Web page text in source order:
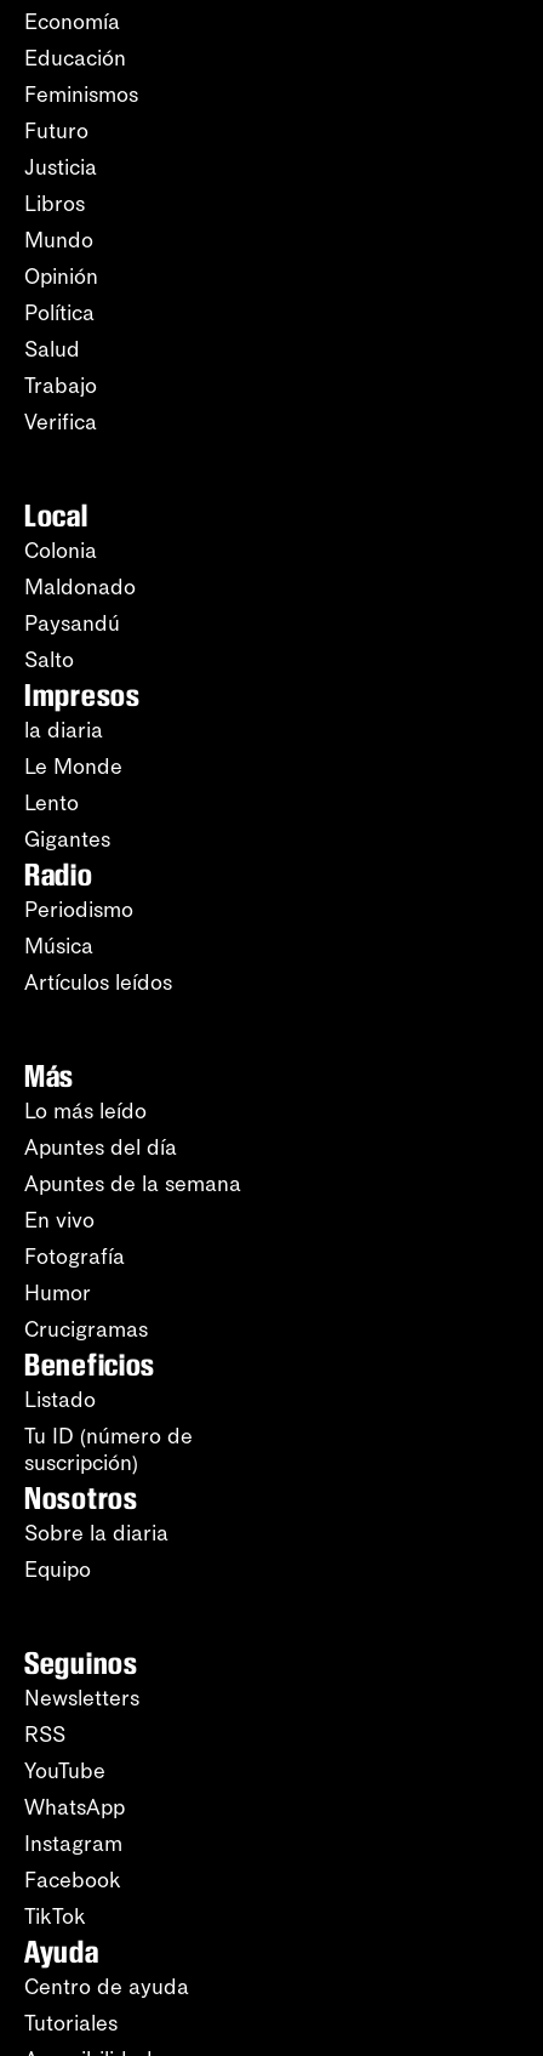
Economía
Educación
Feminismos
Futuro
Justicia
Libros
Mundo
Opinión
Política
Salud
Trabajo
Verifica
Local
Colonia
Maldonado
Paysandú
Salto
Impresos
la diaria
Le Monde
Lento
Gigantes
Radio
Periodismo
Música
Artículos leídos
Más
Lo más leído
Apuntes del día
Apuntes de la semana
En vivo
Fotografía
Humor
Crucigramas
Beneficios
Listado
Tu ID (número de
suscripción)
Nosotros
Sobre la diaria
Equipo
Seguinos
Newsletters
RSS
YouTube
WhatsApp
Instagram
Facebook
TikTok
Ayuda
Centro de ayuda
Tutoriales